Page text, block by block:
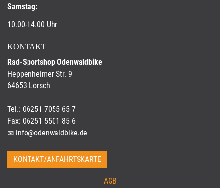
Samstag:
10.00-14.00 Uhr
KONTAKT
Rad-Sportshop Odenwaldbike
Heppenheimer Str. 9
64653 Lorsch
Tel.: 06251 7055 65 7
Fax: 06251 5501 85 6
info@odenwaldbike.de
KONTAKT/ANFAHRTSKARTE
AGB